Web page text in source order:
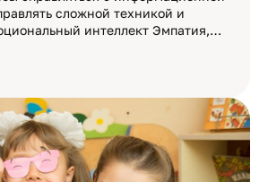
сложной техникой и
интеллект Эмпатия,…